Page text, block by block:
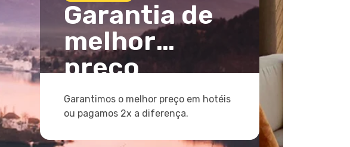
Garantia de
melhor
preço
Garantimos o melhor preço em hotéis
ou pagamos 2x a diferença.